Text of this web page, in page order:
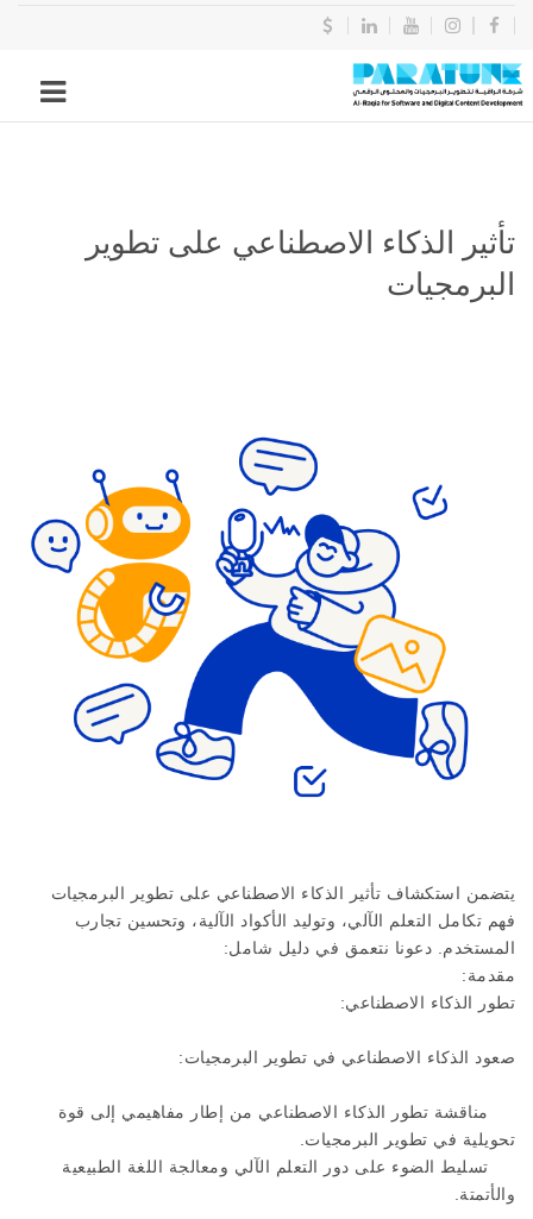
تأثير الذكاء الاصطناعي على تطوير
البرمجيات
يتضمن استكشاف تأثير الذكاء الاصطناعي على تطوير البرمجيات
فهم تكامل التعلم الآلي، وتوليد الأكواد الآلية، وتحسين تجارب
المستخدم. دعونا نتعمق في دليل شامل:
مقدمة:
تطور الذكاء الاصطناعي:
صعود الذكاء الاصطناعي في تطوير البرمجيات:
مناقشة تطور الذكاء الاصطناعي من إطار مفاهيمي إلى قوة
تحويلية في تطوير البرمجيات.
تسليط الضوء على دور التعلم الآلي ومعالجة اللغة الطبيعية
والأتمتة.